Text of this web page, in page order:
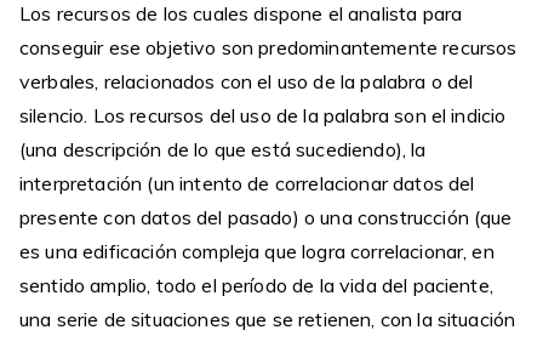
Los recursos de los cuales dispone el analista para
conseguir ese objetivo son predominantemente recursos
verbales, relacionados con el uso de la palabra o del
silencio. Los recursos del uso de la palabra son el indicio
(una descripción de lo que está sucediendo), la
interpretación (un intento de correlacionar datos del
presente con datos del pasado) o una construcción (que
es una edificación compleja que logra correlacionar, en
sentido amplio, todo el período de la vida del paciente,
una serie de situaciones que se retienen, con la situación